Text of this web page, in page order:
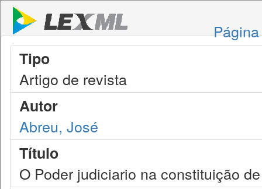
Tipo
Artigo de revista
Autor
Abreu, José
Título
O Poder judiciario na constituição